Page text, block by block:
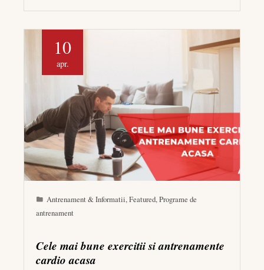
10
apr.
Antrenament & Informatii,Featured,Programe de
antrenament
Cele mai bune exercitii si antrenamente
cardio acasa